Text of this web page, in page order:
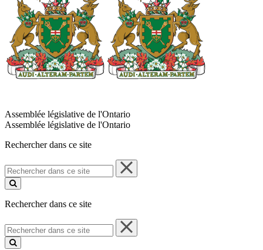
Assemblée législative de l'Ontario
Assemblée législative de l'Ontario
Rechercher dans ce site
Rechercher
dans
ce
Rechercher dans ce site
Rechercher
dans
ce